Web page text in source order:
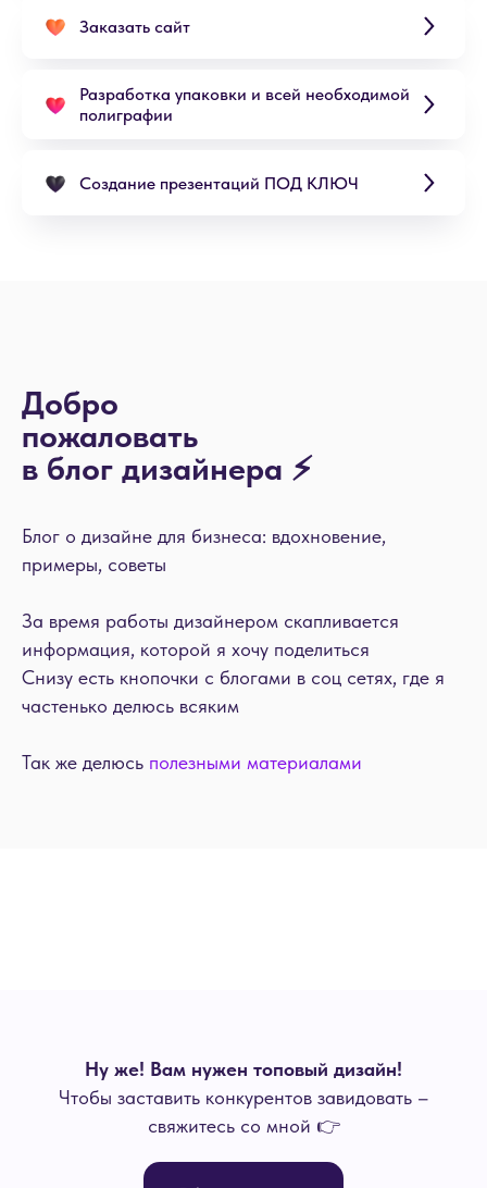
Заказать сайт
Разработка упаковки и всей необходимой
полиграфии
Создание презентаций ПОД КЛЮЧ
Добро
пожаловать
в блог дизайнера ⚡
Блог о дизайне для бизнеса: вдохновение,
примеры, советы
За время работы дизайнером скапливается
информация, которой я хочу поделиться
Снизу есть кнопочки с блогами в соц сетях, где я
частенько делюсь всяким
Так же делюсь полезными материалами
Ну же! Вам нужен топовый дизайн!
Чтобы заставить конкурентов завидовать –
свяжитесь со мной 👉